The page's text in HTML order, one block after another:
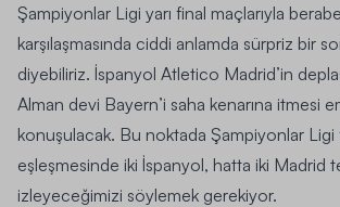
Şampiyonlar Ligi yarı final maçlarıyla
karşılaşmasında ciddi anlamda sürpriz bir
diyebiliriz. İspanyol Atletico Madrid’in
Alman devi Bayern’i saha kenarına itmesi
konuşulacak. Bu noktada Şampiyonlar Ligi
eşleşmesinde iki İspanyol, hatta iki Madrid
izleyeceğimizi söylemek gerekiyor.